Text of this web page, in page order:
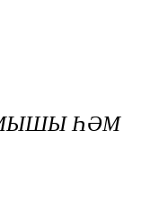
ҺӘМ